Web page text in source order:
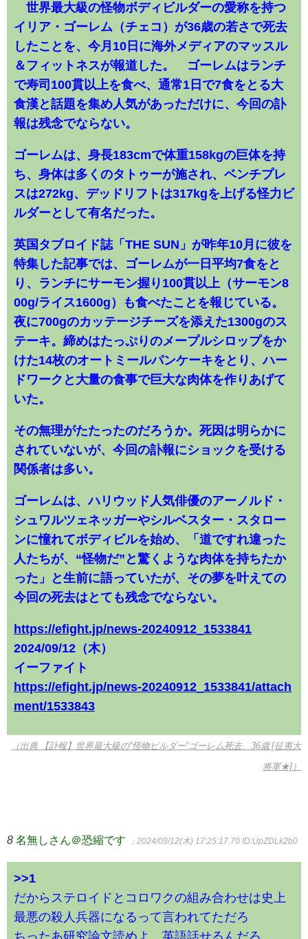
世界最大級の怪物ボディビルダーの愛称を持つ
イリア・ゴーレム（チェコ）が36歳の若さで死去
したことを、今月10日に海外メディアのマッスル
＆フィットネスが報道した。 ゴーレムはランチ
で寿司100貫以上を食べ、通常1日で7食をとる大
食漢と話題を集め人気があっただけに、今回の訃
報は残念でならない。
ゴーレムは、身長183cmで体重158kgの巨体を持
ち、身体は多くのタトゥーが施され、ベンチプレ
スは272kg、デッドリフトは317kgを上げる怪力ビ
ルダーとして有名だった。
英国タブロイド誌「THE SUN」が昨年10月に彼を
特集した記事では、ゴーレムが一日平均7食をと
り、ランチにサーモン握り100貫以上（サーモン8
00g/ライス1600g）も食べたことを報じている。
夜に700gのカッテージチーズを添えた1300gのス
テーキ。締めはたっぷりのメープルシロップをか
けた14枚のオートミールパンケーキをとり、ハー
ドワークと大量の食事で巨大な肉体を作りあげて
いた。
その無理がたたったのだろうか。死因は明らかに
されていないが、今回の訃報にショックを受ける
関係者は多い。
ゴーレムは、ハリウッド人気俳優のアーノルド・
シュワルツェネッガーやシルベスター・スタロー
ンに憧れてボディビルを始め、「道ですれ違った
人たちが、“怪物だ”と驚くような肉体を持ちたか
った」と生前に語っていたが、その夢を叶えての
今回の死去はとても残念でならない。
https://efight.jp/news-20240912_1533841
2024/09/12（木）
イーファイト
https://efight.jp/news-20240912_1533841/attach
ment/1533843
（出典 【訃報】世界最大級の“怪物ビルダー”ゴーレム死去、36歳 [征夷大
将軍★]）
8 名無しさん＠恐縮です ：2024/09/12(木) 17:25:17.70 ID:UpZDLk2b0
>>1
だからステロイドとコロワクの組み合わせは史上
最悪の殺人兵器になるって言われてただろ
ちったあ研究論文読めよ、英語話せるんだろ